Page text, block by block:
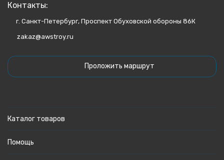
Контакты:
г. Санкт-Петербург, Проспект Обуховской обороны 86К
zakaz@awstroy.ru
Проложить маршрут
Каталог товаров
Помощь